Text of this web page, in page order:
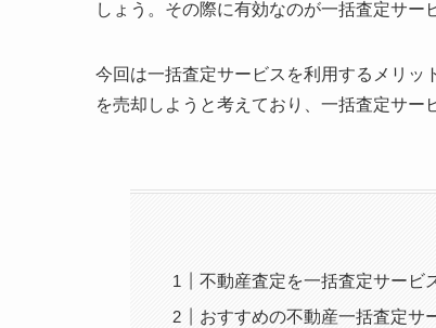
しょう。その際に有効なのが一括査定サー
今回は一括査定サービスを利用するメリッ
を売却しようと考えており、一括査定サー
不動産査定を一括査定サービ
おすすめの不動産一括査定サ